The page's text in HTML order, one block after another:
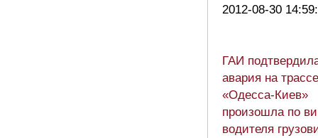
2012-08-30
ГАИ
авария на трассе
«Одесса-Киев»
произошла по
водителя